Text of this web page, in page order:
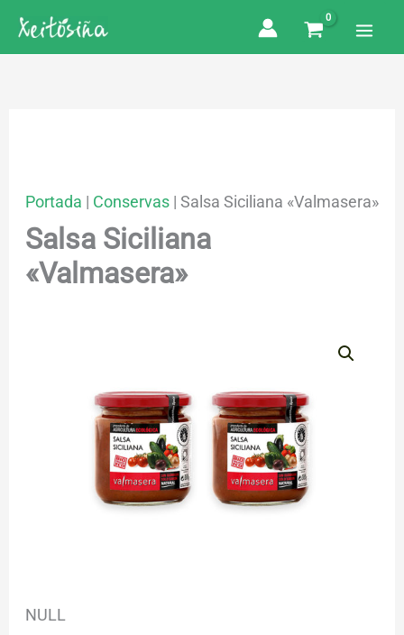
Portada | Conservas| Salsa Siciliana «Valmasera»
Salsa Siciliana
«Valmasera»
NULL